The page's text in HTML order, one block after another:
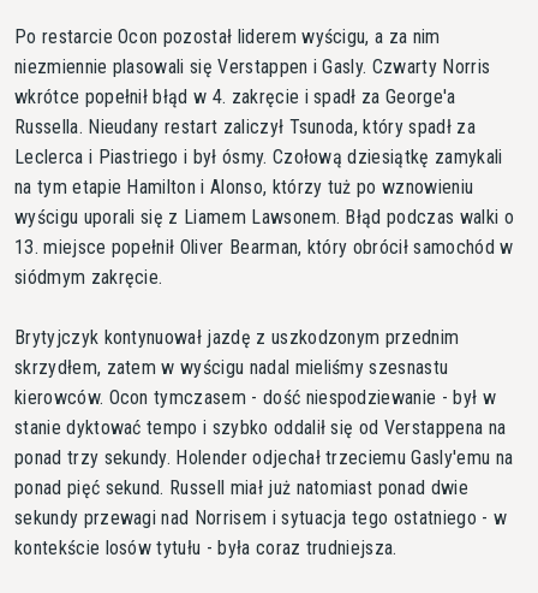
Po restarcie Ocon pozostał liderem wyścigu, a za nim
niezmiennie plasowali się Verstappen i Gasly. Czwarty Norris
wkrótce popełnił błąd w 4. zakręcie i spadł za George'a
Russella. Nieudany restart zaliczył Tsunoda, który spadł za
Leclerca i Piastriego i był ósmy. Czołową dziesiątkę zamykali
na tym etapie Hamilton i Alonso, którzy tuż po wznowieniu
wyścigu uporali się z Liamem Lawsonem. Błąd podczas walki o
13. miejsce popełnił Oliver Bearman, który obrócił samochód w
siódmym zakręcie.
Brytyjczyk kontynuował jazdę z uszkodzonym przednim
skrzydłem, zatem w wyścigu nadal mieliśmy szesnastu
kierowców. Ocon tymczasem - dość niespodziewanie - był w
stanie dyktować tempo i szybko oddalił się od Verstappena na
ponad trzy sekundy. Holender odjechał trzeciemu Gasly'emu na
ponad pięć sekund. Russell miał już natomiast ponad dwie
sekundy przewagi nad Norrisem i sytuacja tego ostatniego - w
kontekście losów tytułu - była coraz trudniejsza.